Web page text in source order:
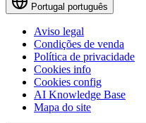
Portugal português
Aviso legal
Condições de venda
Política de privacidade
Cookies info
Cookies config
AI Knowledge Base
Mapa do site